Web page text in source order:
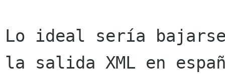
Lo ideal sería bajarse
la salida XML en